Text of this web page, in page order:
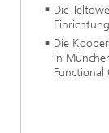
Die
Die
in
Functional